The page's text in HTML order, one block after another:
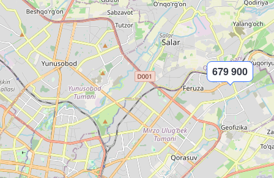
679 900